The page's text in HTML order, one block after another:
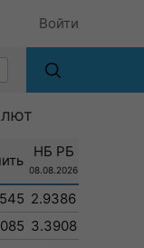
Войти
НБ РБ
08.08.2026
2.9386
3.3908